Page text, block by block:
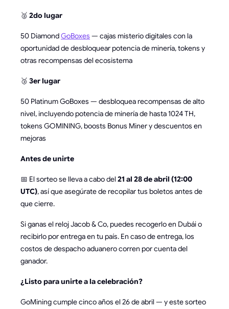
🥈 2do lugar
50 DiamondGoBoxes — cajas misterio digitales con la
oportunidad de desbloquear potencia de minería, tokens y
otras recompensas del ecosistema
🥉 3er lugar
50 Platinum GoBoxes — desbloquea recompensas de alto
nivel, incluyendo potencia de minería de hasta 1024 TH,
tokens GOMINING, boosts Bonus Miner y descuentos en
mejoras
Antes de unirte
📅 El sorteo se lleva a cabo del 21 al 28 de abril (12:00
UTC), así que asegúrate de recopilar tus boletos antes de
que cierre.
Si ganas el reloj Jacob & Co, puedes recogerlo en Dubái o
recibirlo por entrega en tu país. En caso de entrega, los
costos de despacho aduanero corren por cuenta del
ganador.
¿Listo para unirte a la celebración?
GoMining cumple cinco años el 26 de abril — y este sorteo